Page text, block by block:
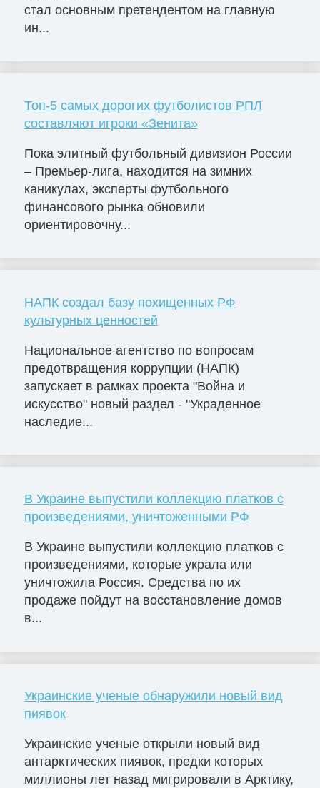
стал основным претендентом на главную
ин...
Топ-5 самых дорогих футболистов РПЛ
составляют игроки «Зенита»
Пока элитный футбольный дивизион России
– Премьер-лига, находится на зимних
каникулах, эксперты футбольного
финансового рынка обновили
ориентировочну...
НАПК создал базу похищенных РФ
культурных ценностей
Национальное агентство по вопросам
предотвращения коррупции (НАПК)
запускает в рамках проекта "Война и
искусство" новый раздел - "Украденное
наследие...
В Украине выпустили коллекцию платков с
произведениями, уничтоженными РФ
В Украине выпустили коллекцию платков с
произведениями, которые украла или
уничтожила Россия. Средства по их
продаже пойдут на восстановление домов
в...
Украинские ученые обнаружили новый вид
пиявок
Украинские ученые открыли новый вид
антарктических пиявок, предки которых
миллионы лет назад мигрировали в Арктику,